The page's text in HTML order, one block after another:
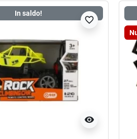
In saldo!
visibility
favorite_border